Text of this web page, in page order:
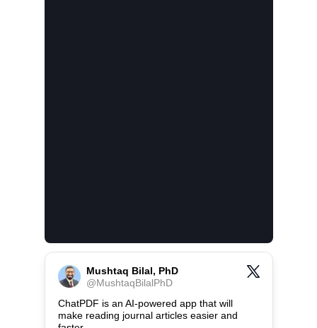
Mushtaq Bilal, PhD
@MushtaqBilalPhD
ChatPDF is an AI-powered app that will
make reading journal articles easier and